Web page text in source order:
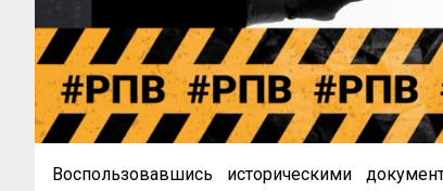
Воспользовавшись историческими